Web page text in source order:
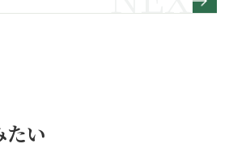
たい